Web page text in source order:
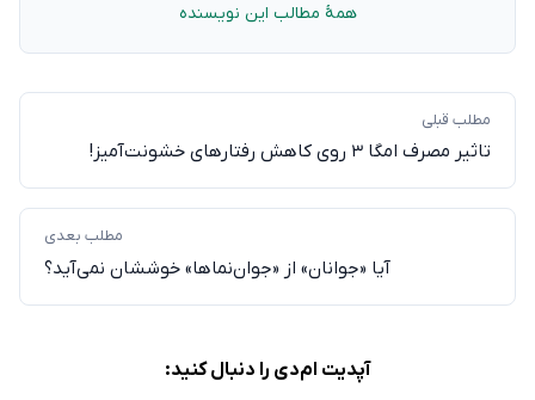
همهٔ مطالب این نویسنده
مطلب قبلی
تاثیر مصرف امگا ۳ روی کاهش رفتارهای خشونت‌آمیز!
مطلب بعدی
آیا «جوانان» از «جوان‌نما‌ها» خوششان نمی‌آید؟
آپدیت ام‌دی را دنبال کنید: